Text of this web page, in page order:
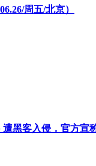
周五/北京）
黑客入侵，官方宣